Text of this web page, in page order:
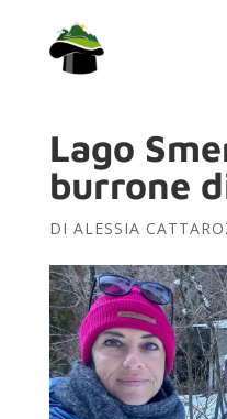
Lago
burrone
DI ALESSIA